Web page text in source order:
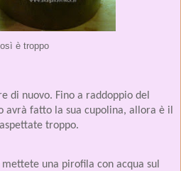
è troppo
di nuovo. Fino a raddoppio del
avrà fatto la sua cupolina, allora è il
troppo.
una pirofila con acqua sul